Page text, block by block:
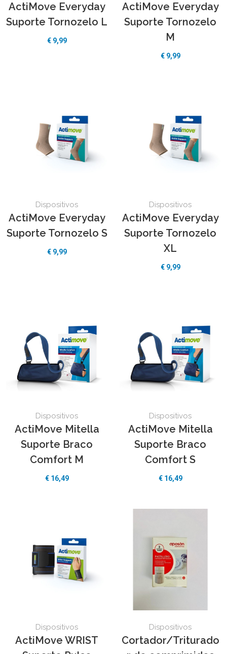
ActiMove Everyday
Suporte Tornozelo L
€ 9,99
ActiMove Everyday
Suporte Tornozelo
M
€ 9,99
Dispositivos
ActiMove Everyday
Suporte Tornozelo S
€ 9,99
Dispositivos
ActiMove Everyday
Suporte Tornozelo
XL
€ 9,99
Dispositivos
ActiMove Mitella
Suporte Braco
Comfort M
€ 16,49
Dispositivos
ActiMove Mitella
Suporte Braco
Comfort S
€ 16,49
Dispositivos
ActiMove WRIST
Dispositivos
Cortador/Triturado